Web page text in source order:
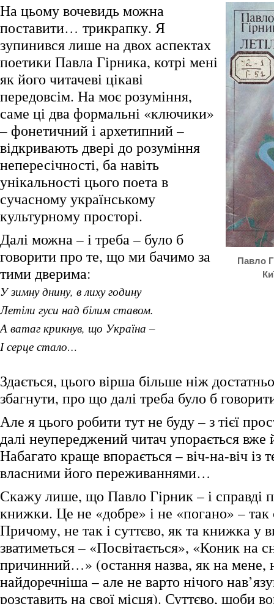
Павло
На цьому вочевидь можна
поставити… трикрапку. Я
зупинився лише на двох аспектах
поетики Павла Гірника, котрі мені
як його читачеві цікаві
передовсім. На моє розуміння,
саме ці два формальні «ключики»
– фонетичний і архетипний –
відкривають двері до розуміння
непересічності, ба навіть
унікальності цього поета в
сучасному українському
культурному просторі.
Далі можна – і треба – було б
говорити про те, що ми бачимо за
тими дверима:
У зимну днину, в лиху годину
Летіли гуси над білим ставом.
А ватаг крикнув, що Україна –
І серце стало…
Здається, цього вірша більше ніж
збагнути, про що далі треба було б
Але я цього робити тут не буду – з тієї
далі неупереджений читач упорається вже
Набагато краще впорається – віч-на-віч із
власними його переживаннями…
Скажу лише, що Павло Гірник – і справді
книжки. Це не «добре» і не «погано» – так
Причому, не так і суттєво, як та книжка у
зватиметься – «Посвітається», «Коник на
причинний…» (остання назва, як на мене,
найдоречніша – але не варто нічого
розставить на свої місця). Суттєво, щоби